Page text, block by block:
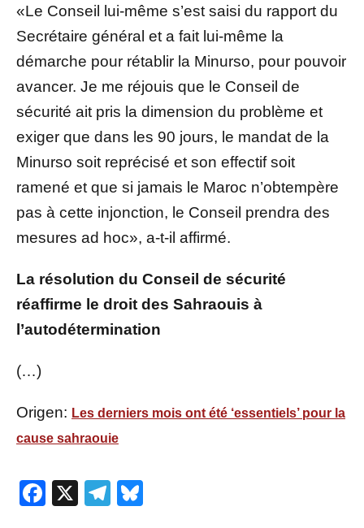
«Le Conseil lui-même s’est saisi du rapport du
Secrétaire général et a fait lui-même la
démarche pour rétablir la Minurso, pour pouvoir
avancer. Je me réjouis que le Conseil de
sécurité ait pris la dimension du problème et
exiger que dans les 90 jours, le mandat de la
Minurso soit reprécisé et son effectif soit
ramené et que si jamais le Maroc n’obtempère
pas à cette injonction, le Conseil prendra des
mesures ad hoc», a-t-il affirmé.
La résolution du Conseil de sécurité
réaffirme le droit des Sahraouis à
l’autodétermination
(…)
Origen: Les derniers mois ont été ‘essentiels’ pour la
cause sahraouie
Facebook
X Telegram